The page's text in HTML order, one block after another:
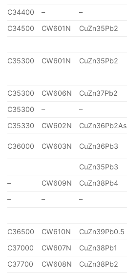
C34400 – –
C34500
CW601N CuZn35Pb2
C35300 CW601N CuZn35Pb2
C35300 CW606N CuZn37Pb2
C35300
– –
C35330
CW602N CuZn36Pb2As
C36000 CW603N CuZn36Pb3
CuZn35Pb3
–
CW609N CuZn38Pb4
–
– –
C36500 CW610N CuZn39Pb0.5
C37000
CW607N CuZn38Pb1
C37700
CW608N CuZn38Pb2